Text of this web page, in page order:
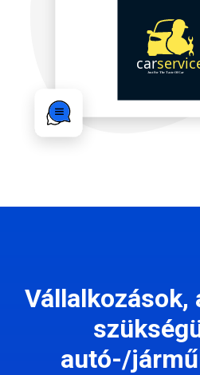
Vállalkozások,
autó-/